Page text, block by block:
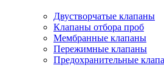
Двустворчатые клапаны
Клапаны отбора проб
Мембранные клапаны
Пережимные клапаны
Предохранительные